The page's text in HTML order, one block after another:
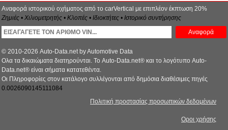
Αναφορά ιστορικού οχήματος από το carVertical με επιπλέον έκπτωση 20%
Ζημιές • Χιλιομετρητής • Κλοπές • Ιδιοκτήτες • Ιστορικό συντήρησης
Αναφορά
© 2010-2026 Auto-Data.net by Automotive Data
Ολα τα δικαιώματα διατηρούνται. Το Auto-Data.net® και το λογότυπο Auto-
Data.net® είναι σήματα κατατεθέντα.
Οι Πληροφορίες στον κατάλογο συλλέγονται από δημόσια διαθέσιμες πηγές
0.0026090145111084
Πολιτική προστασίας προσωπικών δεδομένων
Οροι χρήσης